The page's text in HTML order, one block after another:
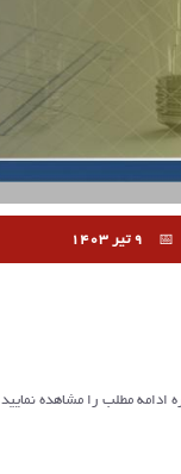
ادامه مطلب را مشاهده نمایید